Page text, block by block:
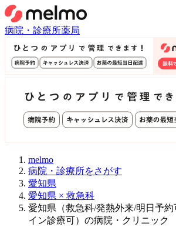
病院・診療所薬局
melmo
病院・診療所をさがす
愛知県
愛知県 × 救急科
愛知県（救急科/発熱外来/明日予
イン診療可）の病院・クリニック